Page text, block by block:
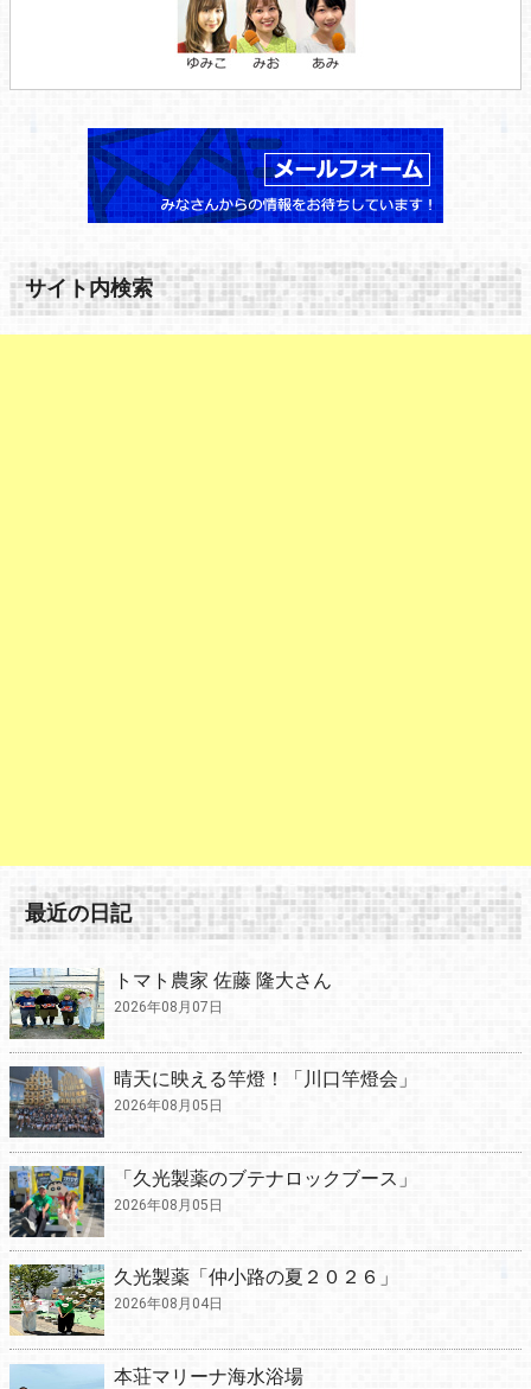
サイト内検索
最近の日記
トマト農家 佐藤 隆大さん
2026年08月07日
晴天に映える竿燈！「川口竿燈会」
2026年08月05日
「久光製薬のブテナロックブース」
2026年08月05日
久光製薬「仲小路の夏２０２６」
2026年08月04日
本荘マリーナ海水浴場